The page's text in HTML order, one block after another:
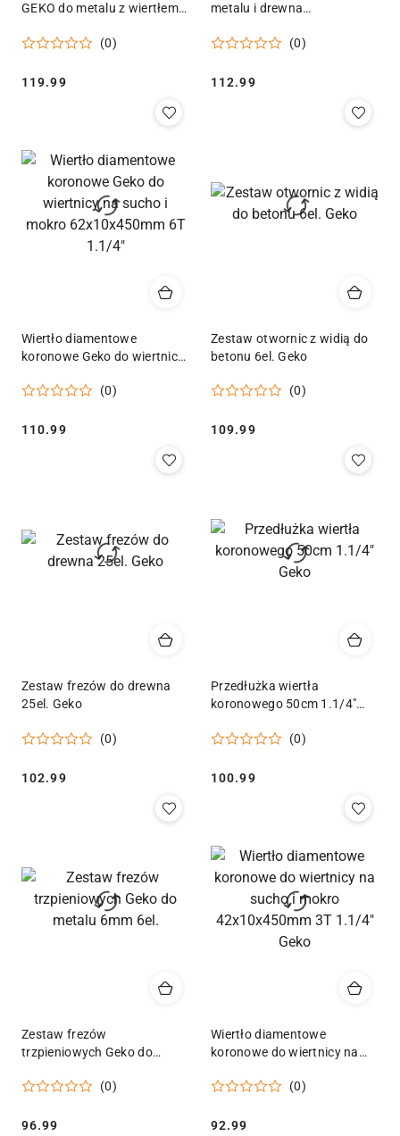
GEKO do metalu z wiertłem
(0)
Cena:
119.99
metalu i drewna
Geko
(0)
Cena:
112.99
Wiertło diamentowe
koronowe Geko do wiertnicy
62x10x450mm 6T 1.1/4"
(0)
Cena:
110.99
Zestaw otwornic z widią do
betonu 6el. Geko
(0)
Cena:
109.99
Zestaw frezów do drewna
25el. Geko
(0)
Cena:
102.99
Przedłużka wiertła
koronowego 50cm 1.1/4"
(0)
Cena:
100.99
Zestaw frezów
trzpieniowych Geko do
(0)
Cena:
96.99
Wiertło diamentowe
koronowe do wiertnicy na
42x10x450mm 3T 1.1/4"
(0)
Cena:
92.99